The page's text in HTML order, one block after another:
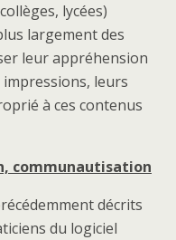
lycées)
largement des
leur appréhension
leurs
à ces contenus
communautisation
décrits
du logiciel